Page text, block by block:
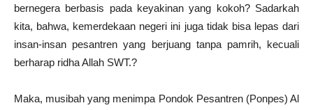
bernegera berbasis pada keyakinan yang kokoh? Sadarkah
kita, bahwa, kemerdekaan negeri ini juga tidak bisa lepas dari
insan-insan pesantren yang berjuang tanpa pamrih, kecuali
berharap ridha Allah SWT.?
Maka, musibah yang menimpa Pondok Pesantren (Ponpes) Al